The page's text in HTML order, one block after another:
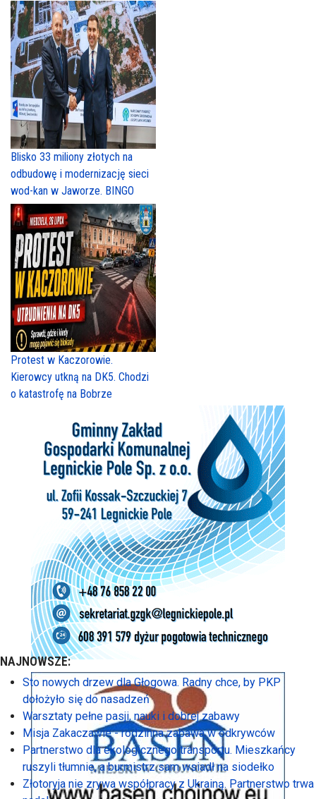
Blisko 33 miliony złotych na
odbudowę i modernizację sieci
wod-kan w Jaworze. BINGO
Protest w Kaczorowie.
Kierowcy utkną na DK5. Chodzi
o katastrofę na Bobrze
NAJNOWSZE:
Sto nowych drzew dla Głogowa. Radny chce, by PKP
dołożyło się do nasadzeń
Warsztaty pełne pasji, nauki i dobrej zabawy
Misja Zakaczawie - rodzinna zabawa w odkrywców
Partnerstwo dla ekologicznego transportu. Mieszkańcy
ruszyli tłumnie, a burmistrz sam wsiadł na siodełko
Złotoryja nie zrywa współpracy z Ukrainą. Partnerstwo trwa